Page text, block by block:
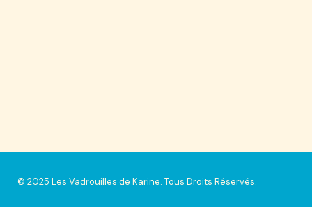
© 2025 Les Vadrouilles de Karine. Tous Droits Réservés.